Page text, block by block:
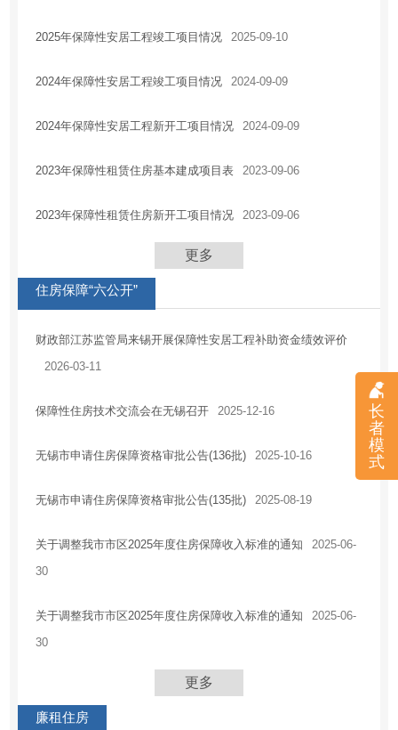
长
者
模
式
税收优惠
乡村振兴
国有企业信息
法治政府建设工作情况报告
2025年保障性安居工程竣工项目情况 2025-09-10
2024年保障性安居工程竣工项目情况 2024-09-09
2024年保障性安居工程新开工项目情况 2024-09-09
2023年保障性租赁住房基本建成项目表 2023-09-06
2023年保障性租赁住房新开工项目情况 2023-09-06
更多
住房保障“六公开”
财政部江苏监管局来锡开展保障性安居工程补助资金绩效评价
2026-03-11
保障性住房技术交流会在无锡召开 2025-12-16
无锡市申请住房保障资格审批公告(136批) 2025-10-16
无锡市申请住房保障资格审批公告(135批) 2025-08-19
关于调整我市市区2025年度住房保障收入标准的通知
2025-06-
30
关于调整我市市区2025年度住房保障收入标准的通知
2025-06-
30
更多
廉租住房